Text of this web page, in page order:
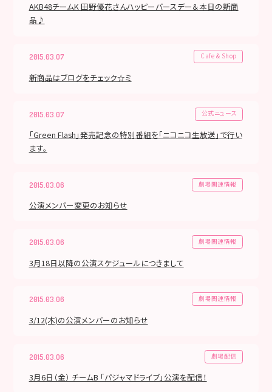
AKB48チームK 田野優花さんハッピーバースデー＆本日の新商
品♪
2015.03.07 Cafe & Shop
新商品はブログをチェック☆ミ
2015.03.07 公式ニュース
「Green Flash」発売記念の特別番組を「ニコニコ生放送」で行い
ます。
2015.03.06 劇場関連情報
公演メンバー変更のお知らせ
2015.03.06 劇場関連情報
3月18日以降の公演スケジュールにつきまして
2015.03.06 劇場関連情報
3/12(木)の公演メンバーのお知らせ
2015.03.06 劇場配信
3月6日（金） チームB 「パジャマドライブ」公演を配信！